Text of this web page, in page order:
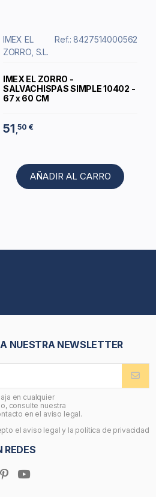
IMEX EL
ZORRO, S.L.
Ref.: 8427514000562
IMEX EL ZORRO -
SALVACHISPAS SIMPLE 10402 -
67 x 60 CM
51 ,50 €
AÑADIR AL CARRO
NUESTRA NEWSLETTER
en cualquier
consulte nuestra
en el aviso legal.
el aviso legal y la política de privacidad
REDES